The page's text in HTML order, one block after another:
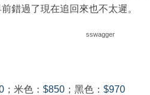
錯過了現在追回來也不太遲。
sswagger
；米色： $850 ；黑色： $970